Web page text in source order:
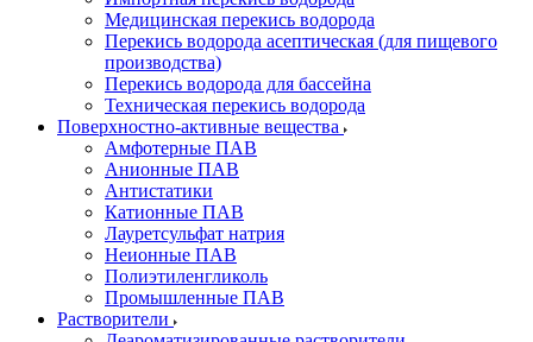
Медицинская перекись водорода
Перекись водорода асептическая (для пищевого
производства)
Перекись водорода для бассейна
Техническая перекись водорода
Поверхностно-активные вещества
Амфотерные ПАВ
Анионные ПАВ
Антистатики
Катионные ПАВ
Лауретсульфат натрия
Неионные ПАВ
Полиэтиленгликоль
Промышленные ПАВ
Растворители